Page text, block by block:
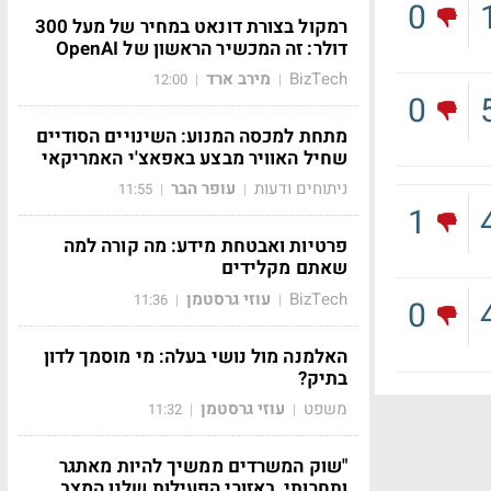
1
0
0
1
0
רמקול בצורת דונאט במחיר של מעל 300
דולר: זה המכשיר הראשון של OpenAI
BizTech
| מירב ארד |
12:00
מתחת למכסה המנוע: השינויים הסודיים
שחיל האוויר מבצע באפאצ'י האמריקאי
ניתוחים ודעות | עופר הבר |
11:55
פרטיות ואבטחת מידע: מה קורה למה
שאתם מקלידים
BizTech
| עוזי גרסטמן |
11:36
האלמנה מול נושי בעלה: מי מוסמך לדון
בתיק?
משפט | עוזי גרסטמן |
11:32
"שוק המשרדים ממשיך להיות מאתגר